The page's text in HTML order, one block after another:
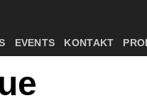
EVENTS KONTAKT